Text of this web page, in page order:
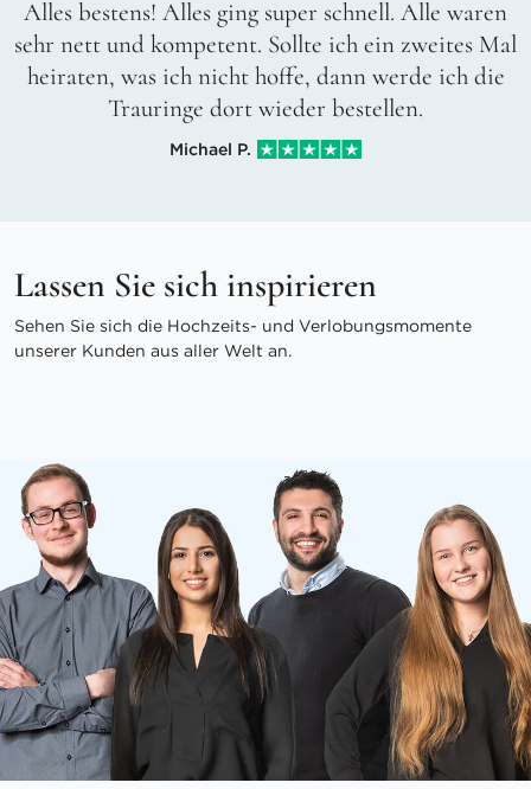
Alles bestens! Alles ging super schnell. Alle waren
sehr nett und kompetent. Sollte ich ein zweites Mal
heiraten, was ich nicht hoffe, dann werde ich die
Trauringe dort wieder bestellen.
Michael P.
Lassen Sie sich inspirieren
Sehen Sie sich die Hochzeits- und Verlobungsmomente
unserer Kunden aus aller Welt an.